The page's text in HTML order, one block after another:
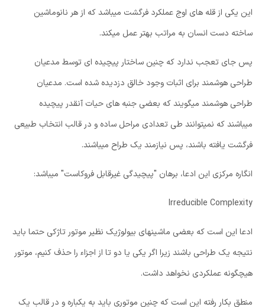
این یکی از قله های اوج عملکرد فرگشت میباشد که از هر نانوماشین
ساخته دست انسان به مراتب بهتر عمل میکند.
پس جای تعجب ندارد که چنین ساختار پیچیده ای توسط مدعیان
طراحی هوشمند برای اثبات وجود خالق دزدیده شده است. مدعیان
طراحی هوشمند میگویند که بعضی جنبه های حیات آنقدر پیچیده
میباشند که نمیتوانند طی تعدادی مراحل ساده و در قالب انتخاب طبیعی
فرگشت یافته باشند، پس نیازمند یک طراح میباشند.
انگاره مرکزی این ادعا، برهان "پیچیدگی غیرقابل فروکاست" میباشد:
Irreducible Complexity
ادعا این است که بعضی ماشینهای بیولوژیک نظیر موتور تاژکی حتما باید
نتیجه یک طراحی باشند زیرا اگر یکی یا دو تا از اجزاء را حذف کنیم، موتور
هیچگونه عملکردی نخواهد داشت.
منطق بکار رفته این است که چنین موتوری باید به یکباره و در قالب یک